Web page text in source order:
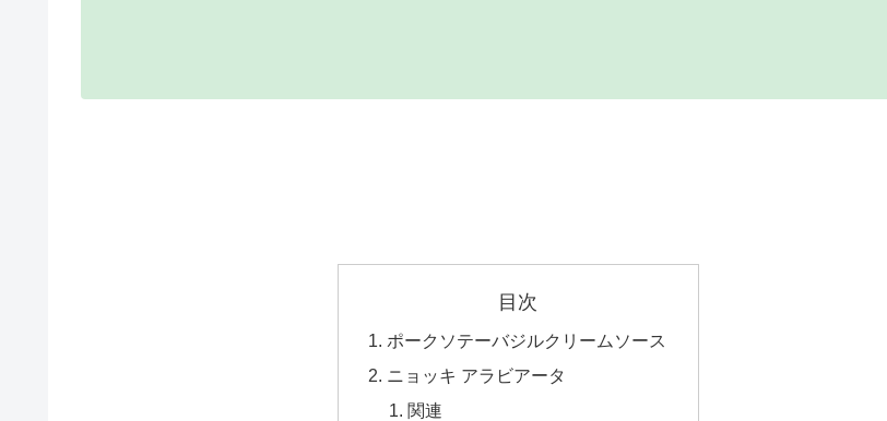
目次
ポークソテーバジルクリームソース
ニョッキ アラビアータ
関連